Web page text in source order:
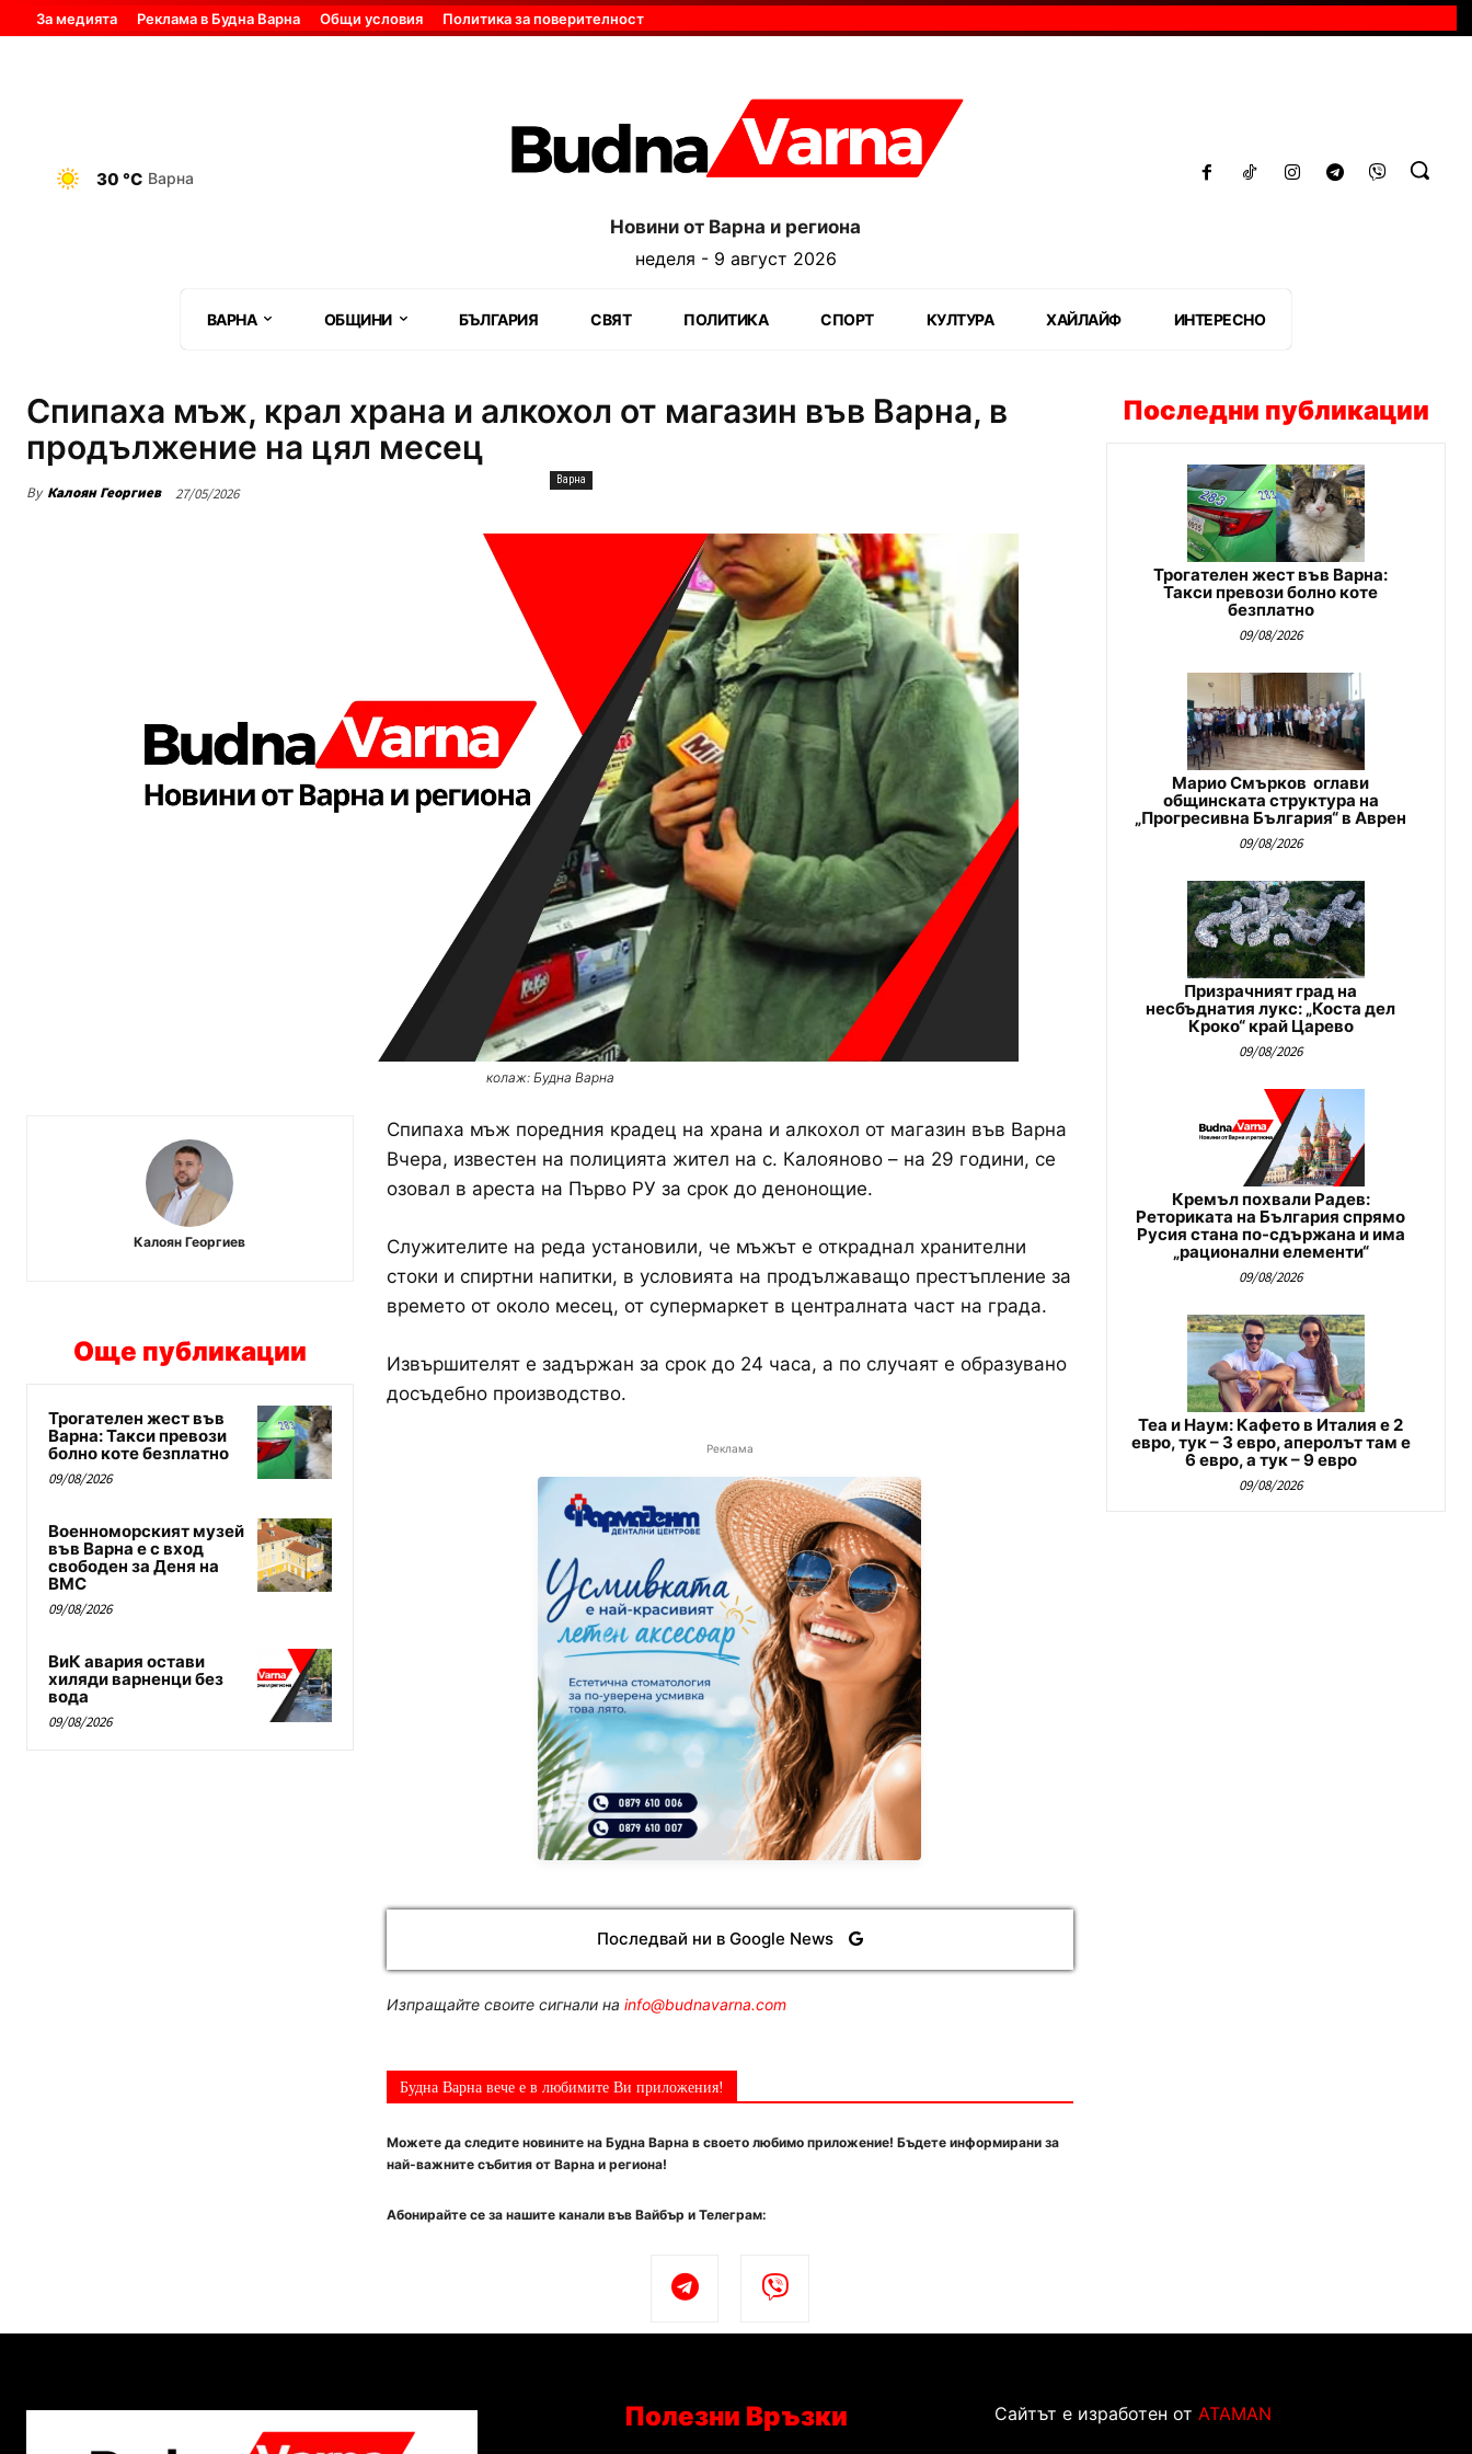
За медията Реклама в Будна Варна Общи условия Политика за поверителност
30 °C Варна
Новини от Варна и региона
неделя - 9 август 2026
ВАРНА ОБЩИНИ БЪЛГАРИЯ СВЯТ ПОЛИТИКА СПОРТ КУЛТУРА ХАЙЛАЙФ ИНТЕРЕСНО
Спипаха мъж, крал храна и алкохол от магазин във Варна, в
продължение на цял месец
By Калоян Георгиев 27/05/2026
Варна
колаж: Будна Варна
Калоян Георгиев
Още публикации
Трогателен жест във
Варна: Такси превози
болно коте безплатно
09/08/2026
Военноморският музей
във Варна е с вход
свободен за Деня на
ВМС
09/08/2026
ВиК авария остави
хиляди варненци без
вода
09/08/2026
Спипаха мъж поредния крадец на храна и алкохол от магазин във Варна
Вчера, известен на полицията жител на с. Калояново – на 29 години, се
озовал в ареста на Първо РУ за срок до денонощие.
Служителите на реда установили, че мъжът е откраднал хранителни
стоки и спиртни напитки, в условията на продължаващо престъпление за
времето от около месец, от супермаркет в централната част на града.
Извършителят е задържан за срок до 24 часа, а по случаят е образувано
досъдебно производство.
Реклама
Последвай ни в Google News
Изпращайте своите сигнали на info@budnavarna.com
Будна Варна вече е в любимите Ви приложения!
Можете да следите новините на Будна Варна в своето любимо приложение! Бъдете информирани за
най-важните събития от Варна и региона!
Абонирайте се за нашите канали във Вайбър и Телеграм:
Последни публикации
Трогателен жест във Варна:
Такси превози болно коте
безплатно
09/08/2026
Марио Смърков оглави
общинската структура на
„Прогресивна България“ в Аврен
09/08/2026
Призрачният град на
несбъднатия лукс: „Коста дел
Кроко“ край Царево
09/08/2026
Кремъл похвали Радев:
Реториката на България спрямо
Русия стана по-сдържана и има
„рационални елементи“
09/08/2026
Теа и Наум: Кафето в Италия е 2
евро, тук – 3 евро, аперолът там е
6 евро, а тук – 9 евро
09/08/2026
Полезни Връзки Сайтът е изработен от ATAMAN